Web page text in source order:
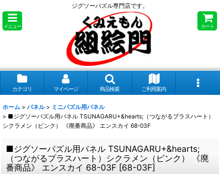
ジグソーパズル専門店です。
メニュー カート
カテゴリ マイページ 商品検索 ご利用案内
ホーム > パネル > ミニパズル用パネル
> ■ジグソーパズル用パネル TSUNAGARU+&hearts;（つながるプラスハート）
シクラメン（ピンク） 《廃番商品》 エンスカイ 68-03F
■ジグソーパズル用パネル TSUNAGARU+&hearts;
（つながるプラスハート）シクラメン（ピンク） 《廃
番商品》 エンスカイ 68-03F [68-03F]